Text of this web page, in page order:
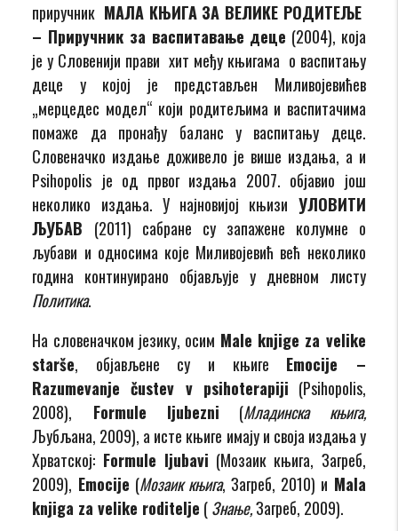
приручник МАЛА КЊИГА ЗА ВЕЛИКЕ РОДИТЕЉЕ
– Приручник за васпитавање деце (2004), која
је у Словенији прави хит међу књигама о васпитању
деце у којој је представљен Миливојевићев
„мерцедес модел“ који родитељима и васпита­чима
помаже да пронађу баланс у васпитању деце.
Словеначко издање доживело је више издања, а и
Psihopolis је од првог издања 2007. објавио још
неколико издања. У најновијој књизи УЛОВИТИ
ЉУБАВ (2011) сабране су запажене колумне о
љубави и односима које Миливојевић већ неколико
година континуирано објављује у дневном листу
Политика.
На словеначком језику, осим Male knjige za velike
starše, објављене су и књиге Emocije –
Razumevanje čustev v psihoterapiji (Psihopolis,
2008), Formule lјubezni (Младинска књига,
Љубљана, 2009), а исте књиге имају и своја издања у
Хрватској: Formule lјubavi (Мозаик књига, Загреб,
2009), Emocije (Мозаик књига, Загреб, 2010) и Mala
knjiga za velike roditelјe (Знање,Загреб, 2009).